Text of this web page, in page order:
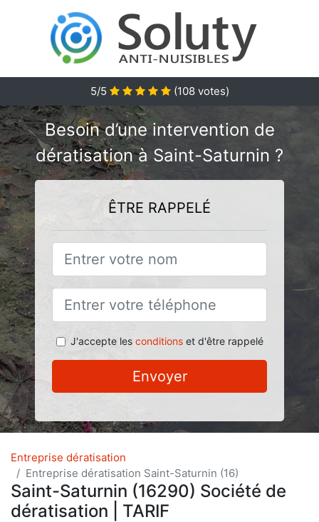
5/5 (108votes)
Besoin d’une intervention de
dératisation à Saint-Saturnin ?
ÊTRE RAPPELÉ
J'accepte les conditionset d'être rappelé
Envoyer
Entreprise dératisation
Entreprise dératisation Saint-Saturnin (16)
Saint-Saturnin (16290) Société de
dératisation | TARIF